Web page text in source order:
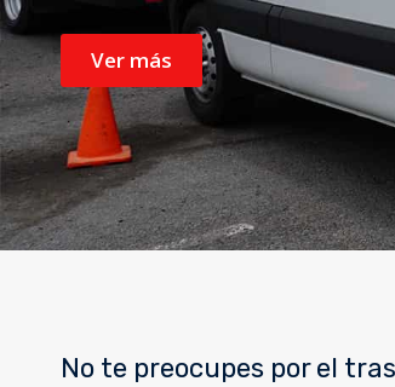
Ver más
No te preocupes por el